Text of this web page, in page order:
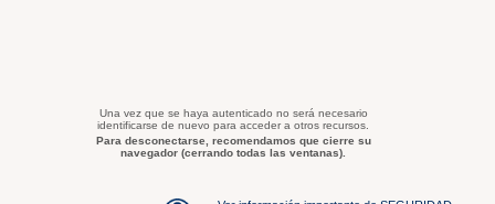
Una vez que se haya autenticado no será necesario
identificarse de nuevo para acceder a otros recursos.
Para desconectarse, recomendamos que cierre su
navegador (cerrando todas las ventanas).